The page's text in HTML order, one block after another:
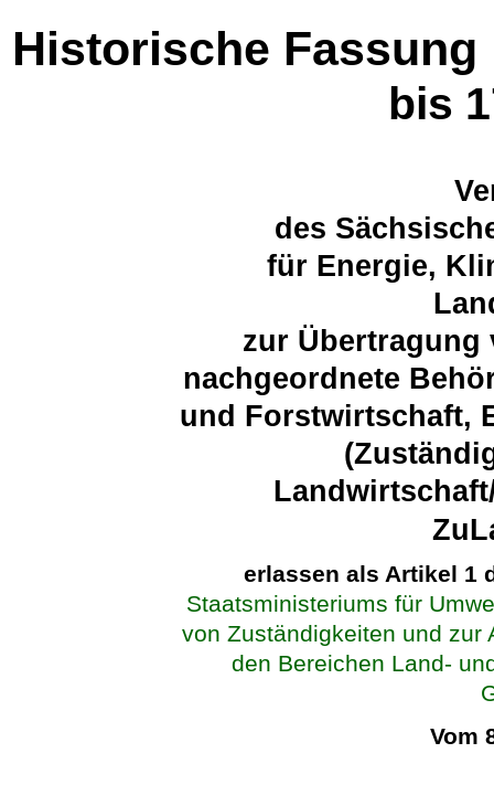
Historische Fassung
bis
des
für Energie,
zur Übertragung
nachgeordnete
und Forstwirtschaft,
erlassen als Artikel 1
Staatsministeriums für
von Zuständigkeiten und zur
den Bereichen Land-
Vom